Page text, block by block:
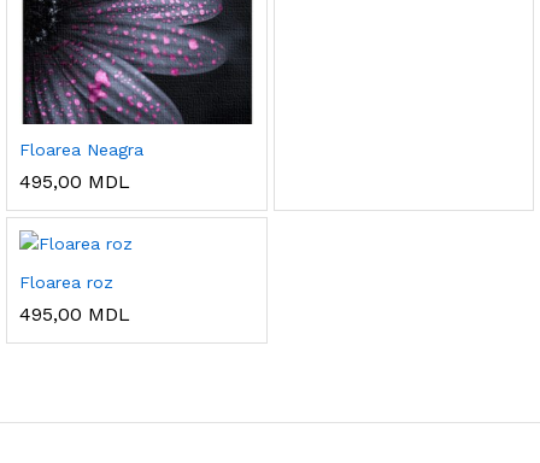
Floarea Neagra
495,00 MDL
Floarea roz
495,00 MDL